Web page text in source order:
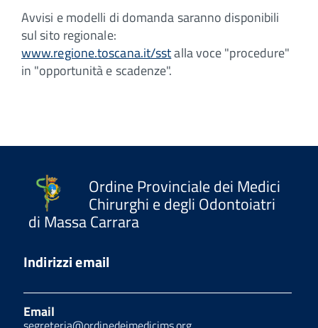
Avvisi e modelli di domanda saranno disponibili
sul sito regionale:
www.regione.toscana.it/sstalla voce "procedure"
in "opportunità e scadenze".
Ordine Provinciale dei Medici
Chirurghi e degli Odontoiatri
di Massa Carrara
Indirizzi email
Email